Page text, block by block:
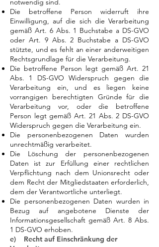
notwendig sind.
Die betroffene Person widerruft ihre
Einwilligung, auf die sich die Verarbeitung
gemäß Art. 6 Abs. 1 Buchstabe a DS-GVO
oder Art. 9 Abs. 2 Buchstabe a DS-GVO
stützte, und es fehlt an einer anderweitigen
Rechtsgrundlage für die Verarbeitung.
Die betroffene Person legt gemäß Art. 21
Abs. 1 DS-GVO Widerspruch gegen die
Verarbeitung ein, und es liegen keine
vorrangigen berechtigten Gründe für die
Verarbeitung vor, oder die betroffene
Person legt gemäß Art. 21 Abs. 2 DS-GVO
Widerspruch gegen die Verarbeitung ein.
Die personenbezogenen Daten wurden
unrechtmäßig verarbeitet.
Die Löschung der personenbezogenen
Daten ist zur Erfüllung einer rechtlichen
Verpflichtung nach dem Unionsrecht oder
dem Recht der Mitgliedstaaten erforderlich,
dem der Verantwortliche unterliegt.
Die personenbezogenen Daten wurden in
Bezug auf angebotene Dienste der
Informationsgesellschaft gemäß Art. 8 Abs.
1 DS-GVO erhoben.
e) Recht auf Einschränkung der